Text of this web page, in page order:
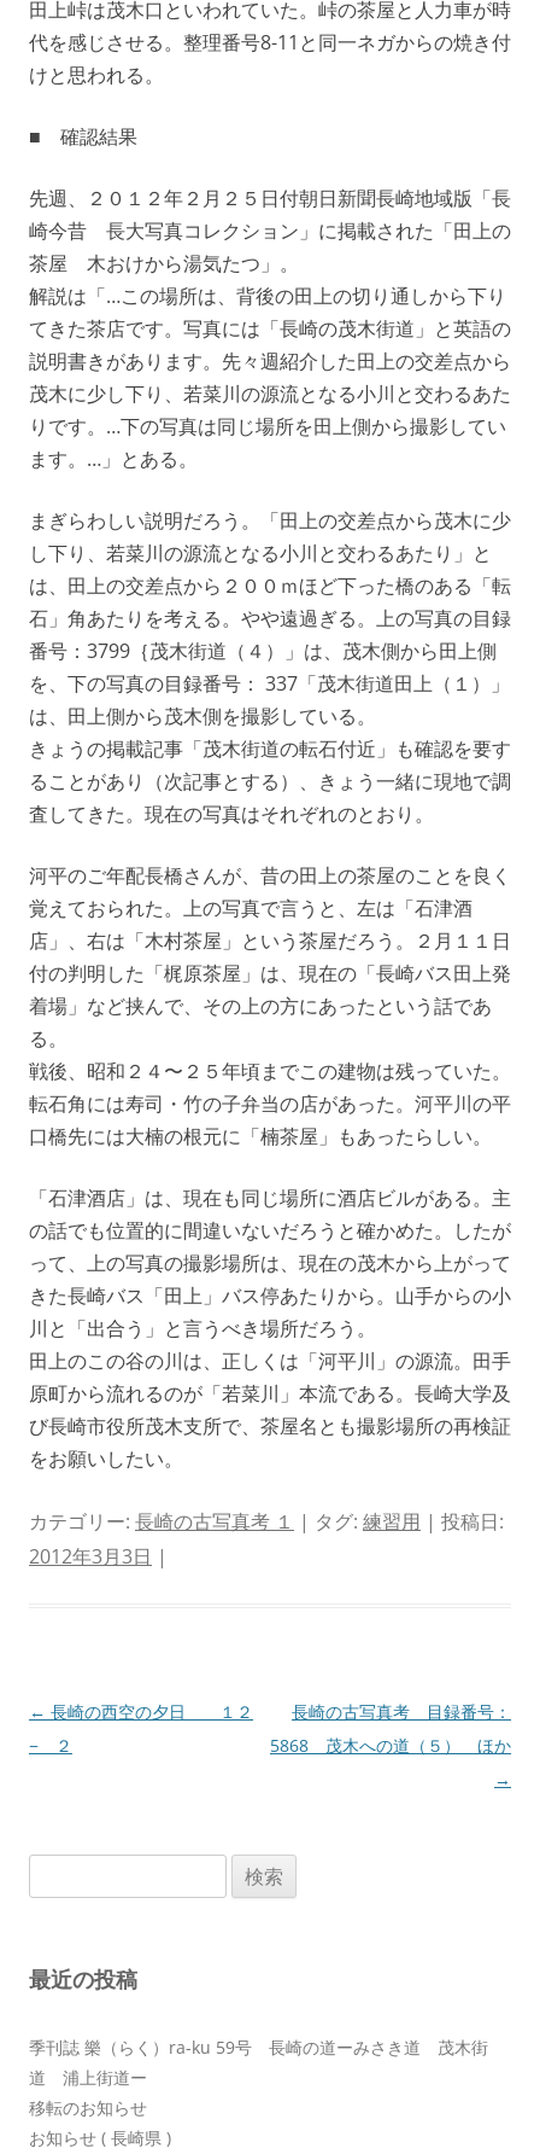
田上峠は茂木口といわれていた。峠の茶屋と人力車が時
代を感じさせる。整理番号8-11と同一ネガからの焼き付
けと思われる。
■ 確認結果
先週、２０１２年２月２５日付朝日新聞長崎地域版「長
崎今昔 長大写真コレクション」に掲載された「田上の
茶屋 木おけから湯気たつ」。
解説は「…この場所は、背後の田上の切り通しから下り
てきた茶店です。写真には「長崎の茂木街道」と英語の
説明書きがあります。先々週紹介した田上の交差点から
茂木に少し下り、若菜川の源流となる小川と交わるあた
りです。…下の写真は同じ場所を田上側から撮影してい
ます。…」とある。
まぎらわしい説明だろう。「田上の交差点から茂木に少
し下り、若菜川の源流となる小川と交わるあたり」と
は、田上の交差点から２００ｍほど下った橋のある「転
石」角あたりを考える。やや遠過ぎる。上の写真の目録
番号：3799｛茂木街道（４）」は、茂木側から田上側
を、下の写真の目録番号： 337「茂木街道田上（１）」
は、田上側から茂木側を撮影している。
きょうの掲載記事「茂木街道の転石付近」も確認を要す
ることがあり（次記事とする）、きょう一緒に現地で調
査してきた。現在の写真はそれぞれのとおり。
河平のご年配長橋さんが、昔の田上の茶屋のことを良く
覚えておられた。上の写真で言うと、左は「石津酒
店」、右は「木村茶屋」という茶屋だろう。２月１１日
付の判明した「梶原茶屋」は、現在の「長崎バス田上発
着場」など挟んで、その上の方にあったという話であ
る。
戦後、昭和２４〜２５年頃までこの建物は残っていた。
転石角には寿司・竹の子弁当の店があった。河平川の平
口橋先には大楠の根元に「楠茶屋」もあったらしい。
「石津酒店」は、現在も同じ場所に酒店ビルがある。主
の話でも位置的に間違いないだろうと確かめた。したが
って、上の写真の撮影場所は、現在の茂木から上がって
きた長崎バス「田上」バス停あたりから。山手からの小
川と「出合う」と言うべき場所だろう。
田上のこの谷の川は、正しくは「河平川」の源流。田手
原町から流れるのが「若菜川」本流である。長崎大学及
び長崎市役所茂木支所で、茶屋名とも撮影場所の再検証
をお願いしたい。
カテゴリー: 長崎の古写真考 １ | タグ: 練習用 | 投稿日:
2012年3月3日 |
投
稿
ン
← 長崎の西空の夕日 １２
− ２
長崎の古写真考 目録番号：
5868 茂木への道（５） ほか
→
索:
最近の投稿
季刊誌 樂（らく）ra-ku 59号 長崎の道ーみさき道 茂木街
道 浦上街道ー
移転のお知らせ
お知らせ ( 長崎県 )